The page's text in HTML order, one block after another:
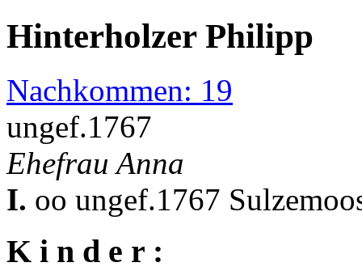
Hinterholzer Philipp
Nachkommen: 19
ungef.1767
Ehefrau Anna
I. oo ungef.1767
K i n d e r :